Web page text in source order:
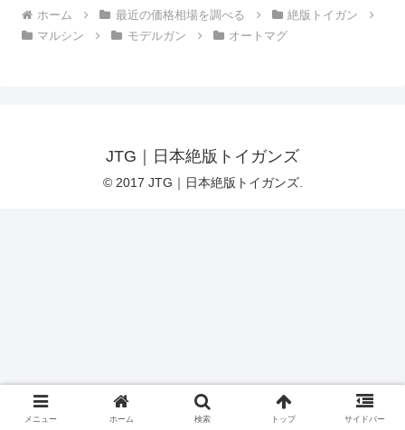
ホーム 最近の価格相場を調べる
絶版トイガン
マルシン
モデルガン オートマグ
JTG｜日本絶版トイガンズ
© 2017 JTG｜日本絶版トイガンズ.
メニュー ホーム 検索 トップ サイドバー